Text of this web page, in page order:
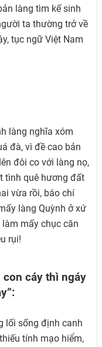
làng tìm kế sinh
ta thường trở về
tục ngữ Việt Nam
làng nghĩa xóm
đà, vì đề cao bản
đôi co với làng nọ,
tình quê hương đất
vừa rồi, báo chí
làng Quỳnh ở xứ
mấy chục căn
rụi!
cáy thì ngáy
lối sống định canh
tính mạo hiểm,